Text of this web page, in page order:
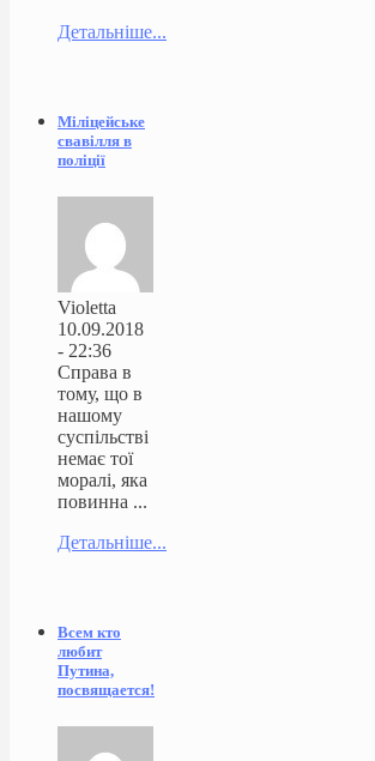
Детальніше...
Міліцейське
свавілля в
поліції
Violetta
10.09.2018
- 22:36
Справа в
тому, що в
нашому
суспільстві
немає тої
моралі, яка
повинна ...
Детальніше...
Всем кто
любит
Путина,
посвящается!